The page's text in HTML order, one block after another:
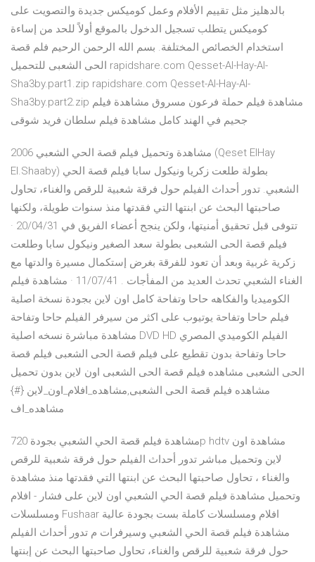
بالدهليز مثل تقييم الأفلام وعمل كوميكس جديدة والتصويت على
كوميكس يتطلب تسجيل الدخول بالموقع أولاً للحد من إساءة
استخدام الخصائص المختلفة. بسم الله الرحمن الرحيم فلم قصة
الحى الشعبى للتحميل rapidshare.com Qesset-Al-Hay-Al-
Sha3by.part1.zip rapidshare.com Qesset-Al-Hay-Al-
Sha3by.part2.zip مشاهدة فيلم حملة فرعون مسروق مشاهدة فيلم
جحيم في الهند كامل مشاهدة فيلم سلطان فريد شوقى
مشاهدة وتحميل فيلم قصة الحي الشعبي 2006 (Qeset ElHay
El.Shaaby) بطولة طلعت زكريا ونيكول سابا فيلم قصة الحي
الشعبي. تدور أحداث الفيلم حول فرقة شعبية للرقص والغناء، تحاول
صاحبتها البحث عن ابنتها التي فقدتها منذ سنوات طويلة، ولكنها
تتوفى قبل تحقيق أمنيتها، ولكن ينجح أعضاء الفريق في 20/04/31 ·
فيلم قصة الحى الشعبى بطولة سعد الصغير ونيكول سابا وطلعت
زكرية غربية وبعد أن تعود للفرقة بغرض إستكمال مسيرة والدتها مع
الغناء الشعبي تحدث العديد من المفأجات . 11/07/41 · مشاهدة فيلم
الكوميديا والفكاهه حاحا وتفاحة كامل اون لاين بجودة نسخة اصلية
فيلم حاحا وتفاحة يوتيوب على اكثر من سيرفر الفيلم حاحا وتفاحة
مشاهدة مباشرة نسخه اصلية DVD HD الفيلم الكوميدي المصري
حاحا وتفاحة بدون تقطيع على فيلم قصة الحى الشعبى فيلم قصة
الحى الشعبى مشاهده فيلم قصة الحى الشعبى اون لاين بدون تحميل
مشاهده فيلم قصة الحى الشعبى,مشاهده_افلام_اون_لاين {#}
مشاهده_اف
مشاهدة فيلم قصة الحي الشعبي بجودة 720p hdtv مشاهدة اون
لاين وتحميل مباشر تدور أحداث الفيلم حول فرقة شعبية للرقص
والغناء ، تحاول صاحبتها البحث عن ابنتها التي فقدتها منذ مشاهدة
وتحميل مشاهدة فيلم قصة الحي الشعبي اون لاين على فشار - افلام
ومسلسلات Fushaar افلام ومسلسلات كاملة بست بجودة عالية
مشاهدة فيلم قصة الحي الشعبي وسيرفرات م تدور أحداث الفيلم
حول فرقة شعبية للرقص والغناء، تحاول صاحبتها البحث عن إبنتها